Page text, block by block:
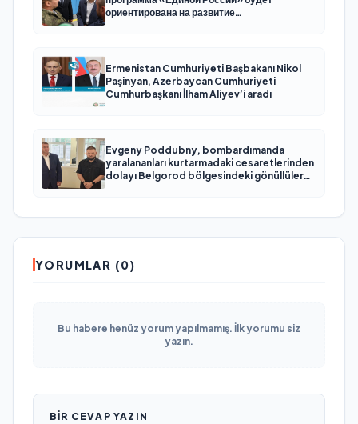
ориентирована на развитие
Ermenistan Cumhuriyeti Başbakanı Nikol
Paşinyan, Azerbaycan Cumhuriyeti
Cumhurbaşkanı İlham Aliyev’i aradı
Evgeny Poddubny, bombardımanda
yaralananları kurtarmadaki cesaretlerinden
dolayı Belgorod bölgesindeki gönüllülere
YORUMLAR (0)
Bu habere henüz yorum yapılmamış. İlk yorumu siz
yazın.
BIR CEVAP YAZIN